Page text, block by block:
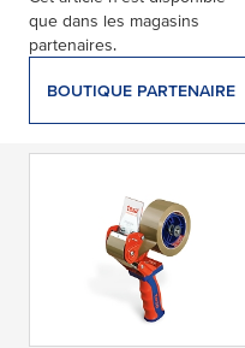
que dans les magasins
partenaires.
BOUTIQUE PARTENAIRE